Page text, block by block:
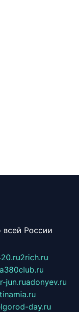
всей России
2rich.ru
a380club.ru
jun.ruadonyev.ru
day.ru